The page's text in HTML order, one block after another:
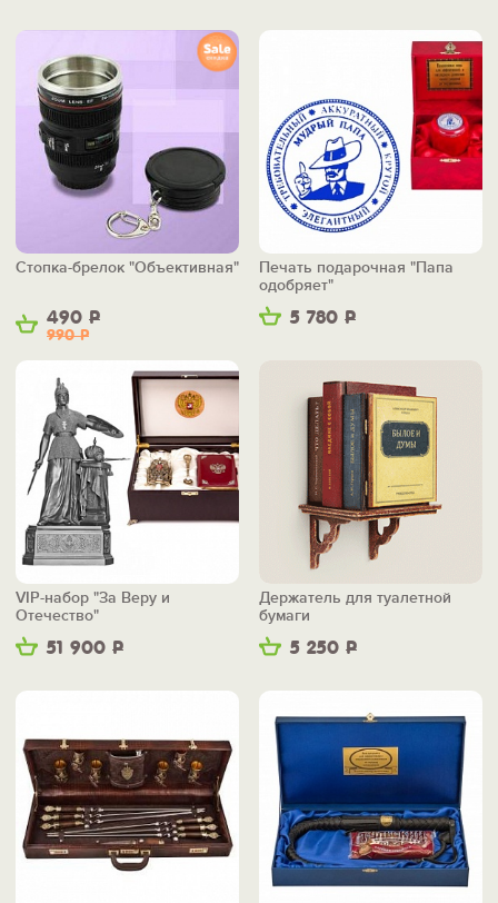
490 Р
990Р
Стопка-брелок "Объективная"
5 780 Р
Печать подарочная "Папа
одобряет"
51 900 Р
VIP-набор "За Веру и
Отечество"
5 250 Р
Держатель для туалетной
бумаги